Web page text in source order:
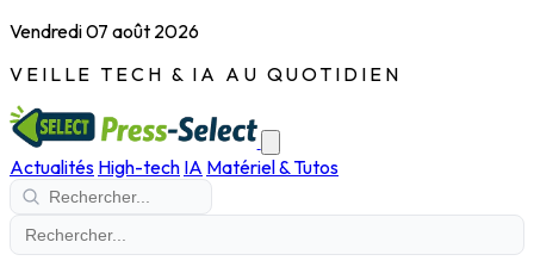
Vendredi 07 août 2026
VEILLE TECH & IA AU QUOTIDIEN
Actualités High-tech IA Matériel & Tutos